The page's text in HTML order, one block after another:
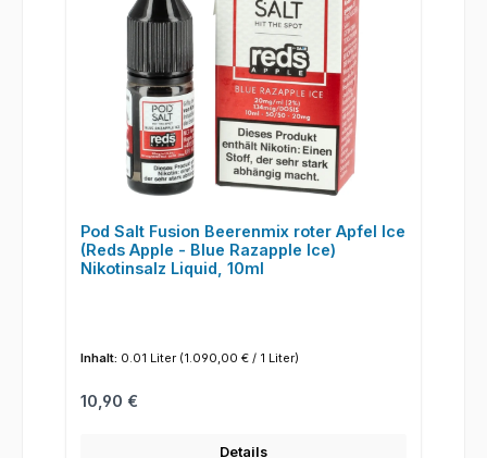
Pod Salt Fusion Beerenmix roter Apfel Ice
(Reds Apple - Blue Razapple Ice)
Nikotinsalz Liquid, 10ml
Inhalt: 0.01 Liter (1.090,00 € / 1 Liter)
Regulärer Preis:
10,90 €
Details